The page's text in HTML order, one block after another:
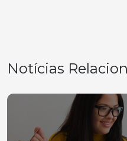
Notícias